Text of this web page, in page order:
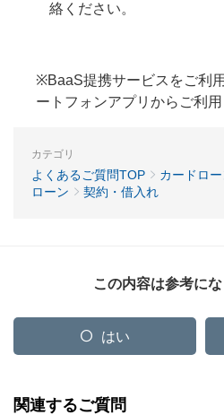
絡ください。
※BaaS提携サービスをご利
ートフォンアプリからご利用
カテゴリ
よくあるご質問TOP カードロ
ローン
契約・借入れ
この内容は参考に
はい
関連するご質問